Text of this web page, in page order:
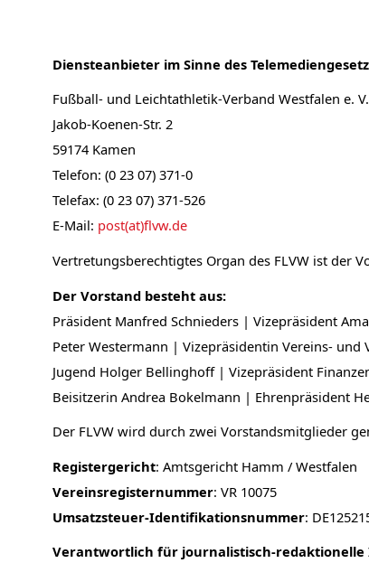
Diensteanbieter im Sinne des
Fußball- und Leichtathletik-Verband Westfalen e. V.
Jakob-Koenen-Str. 2
59174 Kamen
Telefon: (0 23 07) 371-0
Telefax: (0 23 07) 371-526
E-Mail: post(at)flvw.de
Vertretungsberechtigtes Organ des FLVW ist der
Der Vorstand besteht aus:
Präsident Manfred Schnieders | Vizepräsident
Peter Westermann | Vizepräsidentin Vereins-
Jugend Holger Bellinghoff | Vizepräsident
Beisitzerin Andrea Bokelmann | Ehrenpräsident
Der FLVW wird durch zwei Vorstandsmitglieder
Registergericht: Amtsgericht Hamm / Westfalen
Vereinsregisternummer: VR 10075
Umsatzsteuer-Identifikationsnummer:
Verantwortlich für journalistisch-redaktionelle